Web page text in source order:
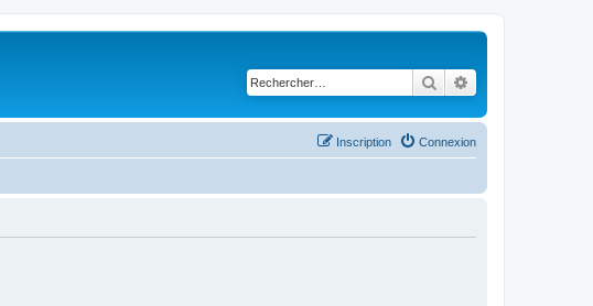
Rechercher
Connexion
Inscription